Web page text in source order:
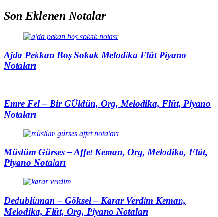
Son Eklenen Notalar
Ajda Pekkan Boş Sokak Melodika Flüt Piyano
Notaları
Emre Fel – Bir GÜldün, Org, Melodika, Flüt, Piyano
Notaları
Müslüm Gürses – Affet Keman, Org, Melodika, Flüt,
Piyano Notaları
Dedublüman – Göksel – Karar Verdim Keman,
Melodika, Flüt, Org, Piyano Notaları